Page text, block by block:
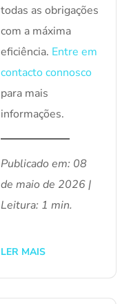
todas as obrigações
com a máxima
eficiência. Entre em
contacto connosco
para mais
informações.
Publicado em: 08
de maio de 2026 |
Leitura: 1 min.
LER MAIS